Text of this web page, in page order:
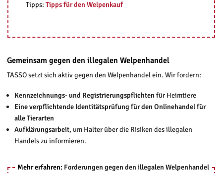
Tipps: Tipps für den Welpenkauf
Gemeinsam gegen den illegalen Welpenhandel
TASSO setzt sich aktiv gegen den Welpenhandel ein. Wir fordern:
Kennzeichnungs- und Registrierungspflichten für Heimtiere
Eine verpflichtende Identitätsprüfung für den Onlinehandel für
alle Tierarten
Aufklärungsarbeit, um Halter über die Risiken des illegalen
Handels zu informieren.
Mehr erfahren: Forderungen gegen den illegalen Welpenhandel